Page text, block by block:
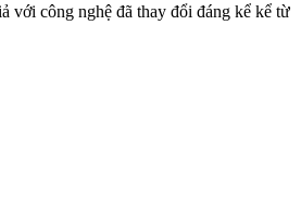
với công nghệ đã thay đổi đáng kể kể từ